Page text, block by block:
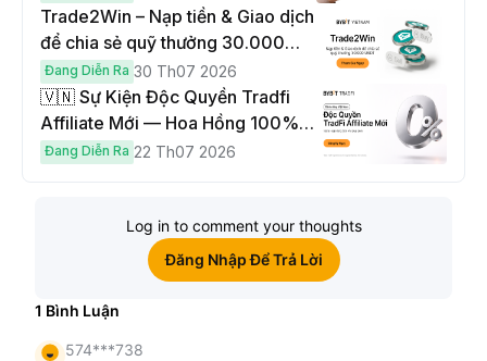
Trade2Win – Nạp tiền & Giao dịch
để chia sẻ quỹ thưởng 30.000
USDT
Đang Diễn Ra 30 Th07 2026
🇻🇳 Sự Kiện Độc Quyền Tradfi
Affiliate Mới — Hoa Hồng 100% &
Hoàn Phí Qua Đêm
Đang Diễn Ra 22 Th07 2026
Log in to comment your thoughts
Đăng Nhập Để Trả Lời
1 Bình Luận
574***738